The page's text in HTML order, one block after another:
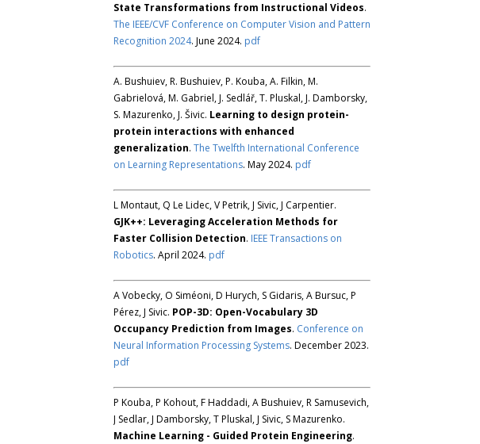
State Transformations from Instructional Videos.
The IEEE/CVF Conference on Computer Vision and Pattern
Recognition 2024. June 2024. pdf
A. Bushuiev, R. Bushuiev, P. Kouba, A. Filkin, M.
Gabrielová, M. Gabriel, J. Sedlář, T. Pluskal, J. Damborsky,
S. Mazurenko, J. Šivic. Learning to design protein-
protein interactions with enhanced
generalization. The Twelfth International Conference
on Learning Representations. May 2024. pdf
L Montaut, Q Le Lidec, V Petrik, J Sivic, J Carpentier.
GJK++: Leveraging Acceleration Methods for
Faster Collision Detection. IEEE Transactions on
Robotics. April 2024. pdf
A Vobecky, O Siméoni, D Hurych, S Gidaris, A Bursuc, P
Pérez, J Sivic. POP-3D: Open-Vocabulary 3D
Occupancy Prediction from Images. Conference on
Neural Information Processing Systems. December 2023.
pdf
P Kouba, P Kohout, F Haddadi, A Bushuiev, R Samusevich,
J Sedlar, J Damborsky, T Pluskal, J Sivic, S Mazurenko.
Machine Learning - Guided Protein Engineering.